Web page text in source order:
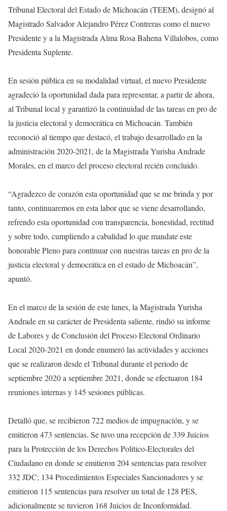
Tribunal Electoral del Estado de Michoacán (TEEM), designó al
Magistrado Salvador Alejandro Pérez Contreras como el nuevo
Presidente y a la Magistrada Alma Rosa Bahena Villalobos, como
Presidenta Suplente.
En sesión pública en su modalidad virtual, el nuevo Presidente
agradeció la oportunidad dada para representar, a partir de ahora,
al Tribunal local y garantizó la continuidad de las tareas en pro de
la justicia electoral y democrática en Michoacán. También
reconoció al tiempo que destacó, el trabajo desarrollado en la
administración 2020-2021, de la Magistrada Yurisha Andrade
Morales, en el marco del proceso electoral recién concluido.
“Agradezco de corazón esta oportunidad que se me brinda y por
tanto, continuaremos en esta labor que se viene desarrollando,
refrendo esta oportunidad con transparencia, honestidad, rectitud
y sobre todo, cumpliendo a cabalidad lo que mandate este
honorable Pleno para continuar con nuestras tareas en pro de la
justicia electoral y democrática en el estado de Michoacán”,
apuntó.
En el marco de la sesión de este lunes, la Magistrada Yurisha
Andrade en su carácter de Presidenta saliente, rindió su informe
de Labores y de Conclusión del Proceso Electoral Ordinario
Local 2020-2021 en donde enumeró las actividades y acciones
que se realizaron desde el Tribunal durante el periodo de
septiembre 2020 a septiembre 2021, donde se efectuaron 184
reuniones internas y 145 sesiones públicas.
Detalló que, se recibieron 722 medios de impugnación, y se
emitieron 473 sentencias. Se tuvo una recepción de 339 Juicios
para la Protección de los Derechos Político-Electorales del
Ciudadano en donde se emitieron 204 sentencias para resolver
332 JDC; 134 Procedimientos Especiales Sancionadores y se
emitieron 115 sentencias para resolver un total de 128 PES,
adicionalmente se tuvieron 168 Juicios de Inconformidad.